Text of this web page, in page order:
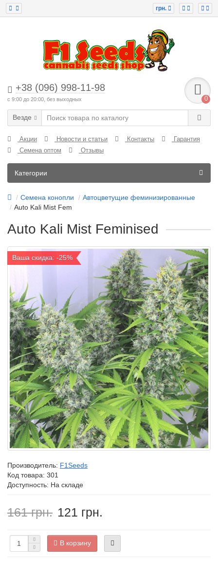
грн.
+38 (096) 998-11-98
с 9:00 до 20:00, без выходных 0
Везде
Акции Новости и статьи Контакты
Гарантия
Семена оптом
Отзывы
Категории
Семена конопли
Автоцветущие феминизированные
Auto Kali Mist Fem
Auto Kali Mist Feminised
Ваша скидка: -25%
Производитель: F1Seeds
Код товара: 301
Доступность: На складе
161 грн. 121 грн.
В корзину